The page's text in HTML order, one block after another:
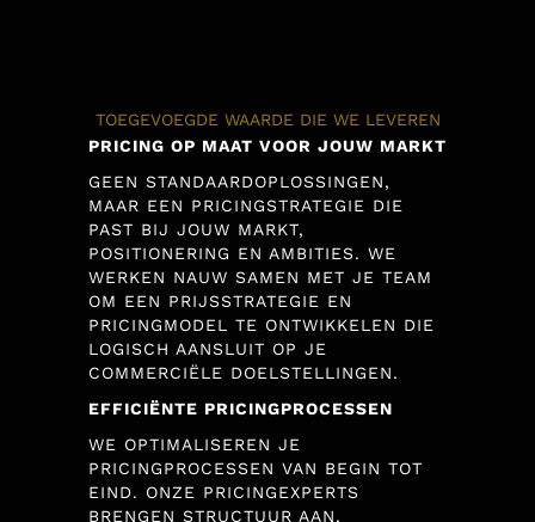
TOEGEVOEGDE WAARDE DIE WE LEVEREN
PRICING OP MAAT VOOR JOUW MARKT
GEEN STANDAARDOPLOSSINGEN,
MAAR EEN PRICINGSTRATEGIE DIE
PAST BIJ JOUW MARKT,
POSITIONERING EN AMBITIES. WE
WERKEN NAUW SAMEN MET JE TEAM
OM EEN PRIJSSTRATEGIE EN
PRICINGMODEL TE ONTWIKKELEN DIE
LOGISCH AANSLUIT OP JE
COMMERCIËLE DOELSTELLINGEN.
EFFICIËNTE PRICINGPROCESSEN
WE OPTIMALISEREN JE
PRICINGPROCESSEN VAN BEGIN TOT
EIND. ONZE PRICINGEXPERTS
BRENGEN STRUCTUUR AAN,